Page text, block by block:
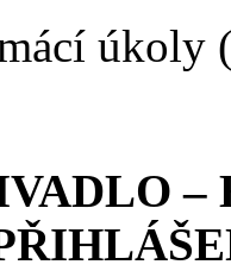
úkoly
–